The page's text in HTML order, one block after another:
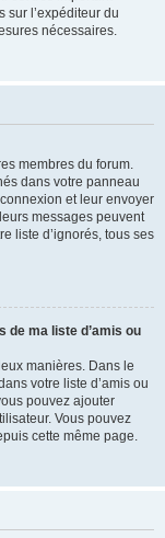
sur l’expéditeur du
nécessaires.
membres du forum.
dans votre panneau
et leur envoyer
messages peuvent
liste d’ignorés, tous ses
ma liste d’amis ou
manières. Dans le
votre liste d’amis ou
pouvez ajouter
Vous pouvez
cette même page.